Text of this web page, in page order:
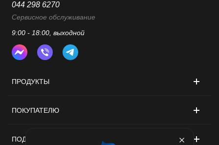
ПРОДУКТЫ
ПОКУПАТЕЛЮ
ПОДДЕРЖКА
044 298 6270
Сервисное обслуживание
9:00 - 18:00, выходной